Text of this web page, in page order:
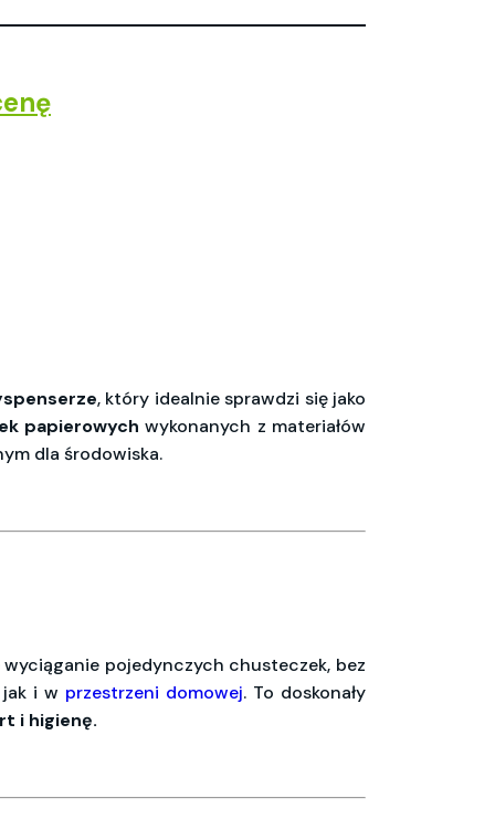
, który idealnie sprawdzi się jako
papierowych wykonanych z materiałów
dla środowiska.
wyciąganie pojedynczych chusteczek, bez
i w przestrzeni domowej. To doskonały
i higienę.